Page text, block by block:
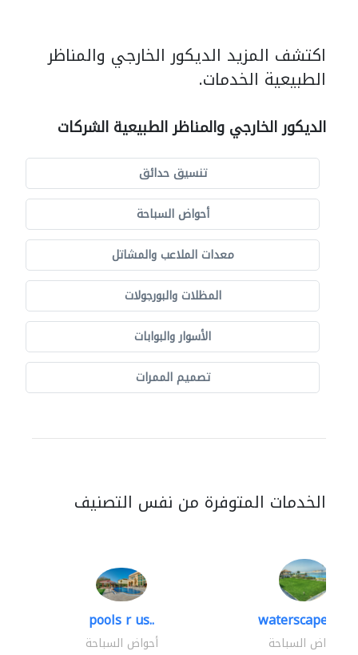
اكتشف المزيد الديكور الخارجي والمناظر
الطبيعية الخدمات.
الديكور الخارجي والمناظر الطبيعية الشركات
تنسيق حدائق
أحواض السباحة
معدات الملاعب والمشاتل
المظلات والبورجولات
الأسوار والبوابات
تصميم الممرات
الخدمات المتوفرة من نفس التصنيف
pools r us..
أحواض السباحة
waterscapes llc
أحواض السباحة